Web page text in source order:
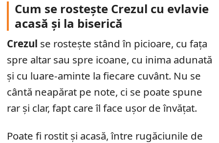
Cum se rostește Crezul cu evlavie
acasă și la biserică
Crezul se rostește stând în picioare, cu fața
spre altar sau spre icoane, cu inima adunată
și cu luare-aminte la fiecare cuvânt. Nu se
cântă neapărat pe note, ci se poate spune
rar și clar, fapt care îl face ușor de învățat.
Poate fi rostit și acasă, între rugăciunile de